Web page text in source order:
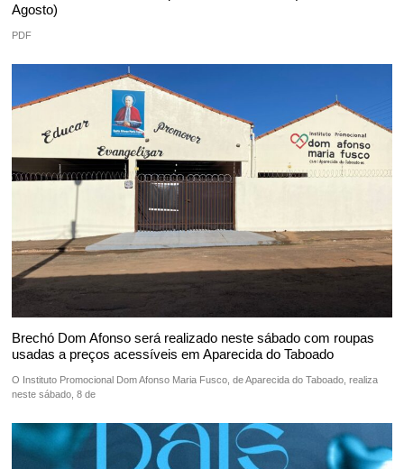
Agosto)
PDF
Brechó Dom Afonso será realizado neste sábado com roupas
usadas a preços acessíveis em Aparecida do Taboado
O Instituto Promocional Dom Afonso Maria Fusco, de Aparecida do Taboado, realiza
neste sábado, 8 de